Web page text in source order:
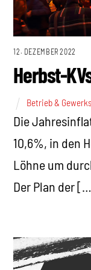
12. DEZEMBER 2022
Herbst-
Betrieb &
Die
10,6%, in den
Löhne um
Der Plan der